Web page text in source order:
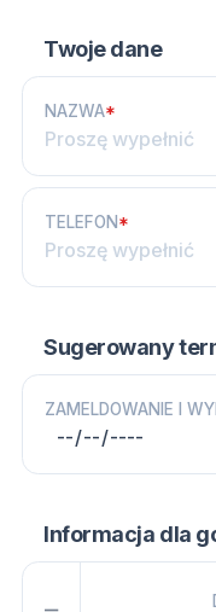
Twoje dane
NAZWA*
TELEFON*
Sugerowany
ZAMELDOWANIE I
Informacja dla